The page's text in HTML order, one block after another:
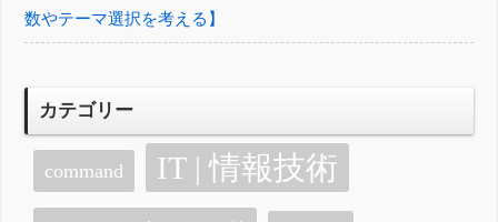
数やテーマ選択を考える】
カテゴリー
command IT | 情報技術